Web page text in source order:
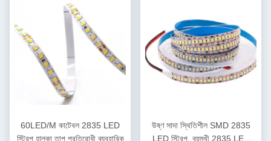
60LED/M কাটেবল 2835 LED
স্ট্রিপ হাল্কা তাপ প্রতিরোধী ব্যবহারিক
উষ্ণ সাদা স্থিতিশীল SMD 2835
LED স্ট্রিপ, বহুমুখী 2835 LED